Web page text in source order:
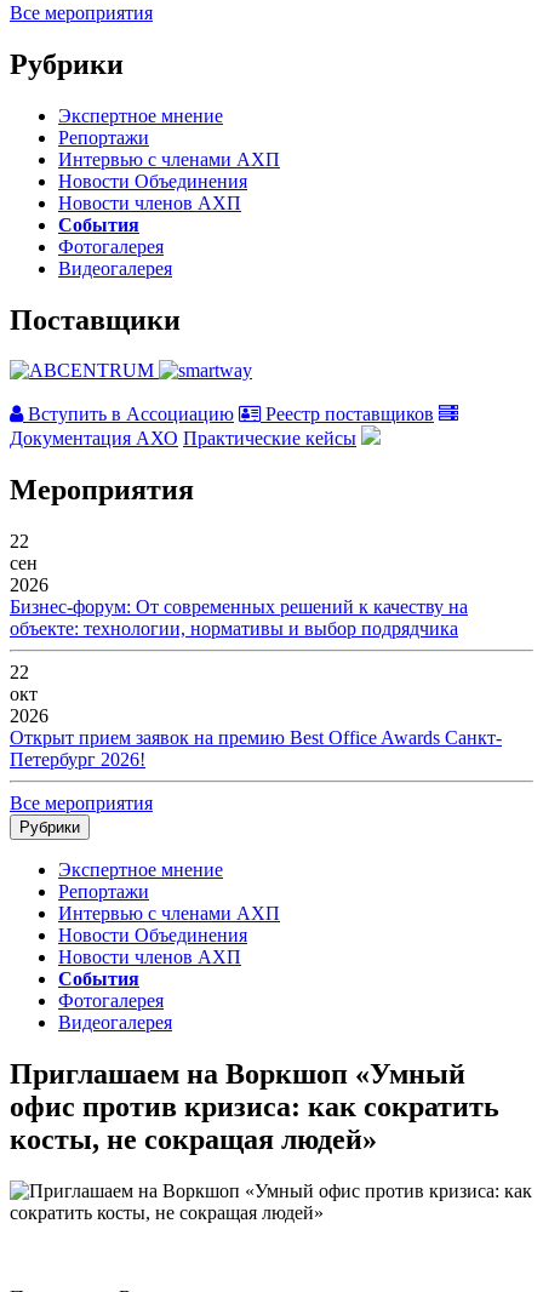
Все мероприятия
Рубрики
Экспертное мнение
Репортажи
Интервью с членами АХП
Новости Объединения
Новости членов АХП
События
Фотогалерея
Видеогалерея
Поставщики
Вступить в Ассоциацию
Реестр поставщиков
Документация АХО Практические кейсы
Мероприятия
22
сен
2026
Бизнес-форум: От современных решений к качеству на
объекте: технологии, нормативы и выбор подрядчика
22
окт
2026
Открыт прием заявок на премию Best Office Awards Санкт-
Петербург 2026!
Все мероприятия
Рубрики
Экспертное мнение
Репортажи
Интервью с членами АХП
Новости Объединения
Новости членов АХП
События
Фотогалерея
Видеогалерея
Приглашаем на Воркшоп «Умный
офис против кризиса: как сократить
косты, не сокращая людей»